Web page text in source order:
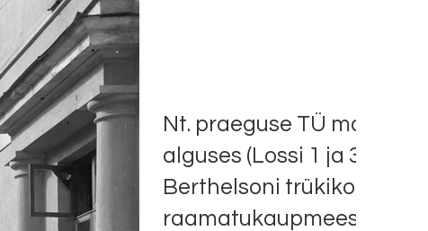
Nt. praeguse TÜ majade
alguses (Lossi 1 ja 3)
Berthelsoni trükikoda
raamatukaupmees